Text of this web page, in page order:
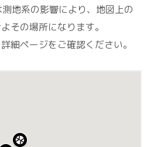
地系の影響により、地図上の
その場所になります。
細ページをご確認ください。